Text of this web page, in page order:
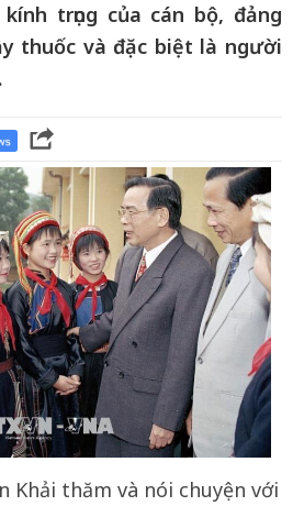
trọng của cán bộ, đảng
thuốc và đặc biệt là người
Khải thăm và nói chuyện với